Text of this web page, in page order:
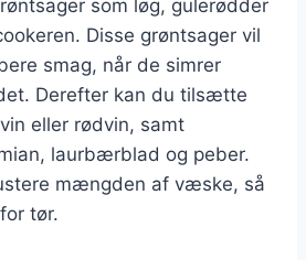
som løg, gulerødder
Disse grøntsager vil
smag, når de simrer
Derefter kan du tilsætte
eller rødvin, samt
laurbærblad og peber.
mængden af væske, så
tør.